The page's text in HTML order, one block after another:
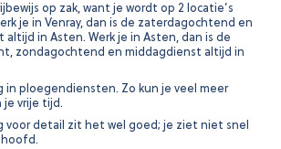
op zak, want je wordt op 2 locatie’s
je in Venray, dan is de zaterdagochtend en
altijd in Asten. Werk je in Asten, dan is de
zondagochtend en middagdienst altijd in
in ploegendiensten. Zo kun je veel meer
vrije tijd.
voor detail zit het wel goed; je ziet niet snel